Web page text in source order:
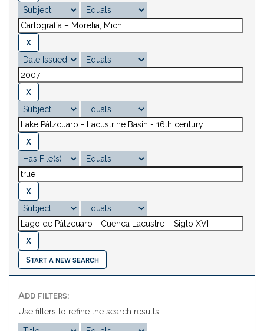
Start a new search
Add filters:
Use filters to refine the search results.